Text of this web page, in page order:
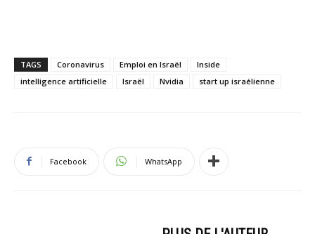
TAGS Coronavirus Emploi en Israël
Inside
intelligence artificielle
Israël Nvidia start up israélienne
Facebook WhatsApp